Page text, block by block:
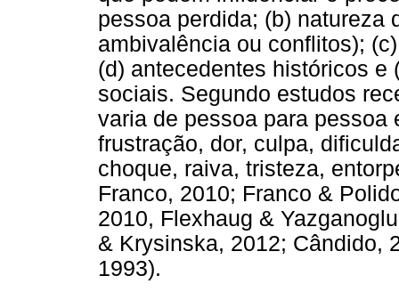
pessoa perdida; (b) natureza
ambivalência ou conflitos);
(d) antecedentes históricos e
sociais. Segundo estudos
varia de pessoa para
frustração, dor, culpa,
choque, raiva, tristeza,
Franco, 2010; Franco &
2010, Flexhaug &
& Krysinska, 2012; Cândido,
1993).